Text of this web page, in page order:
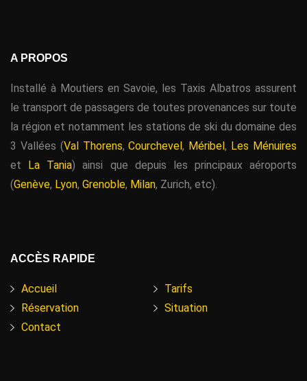
A PROPOS
Installé à Moutiers en Savoie, les Taxis Albatros assurent
le transport de passagers de toutes provenances sur toute
la région et notamment les stations de ski du domaine des
3 Vallées (Val Thorens,Courchevel, Méribel, Les Ménuires
et La Tania) ainsi que depuis les principaux aéroports
(Genève, Lyon, Grenoble, Milan, Zurich, etc).
ACCÈS RAPIDE
Accueil
Tarifs
Réservation
Situation
Contact